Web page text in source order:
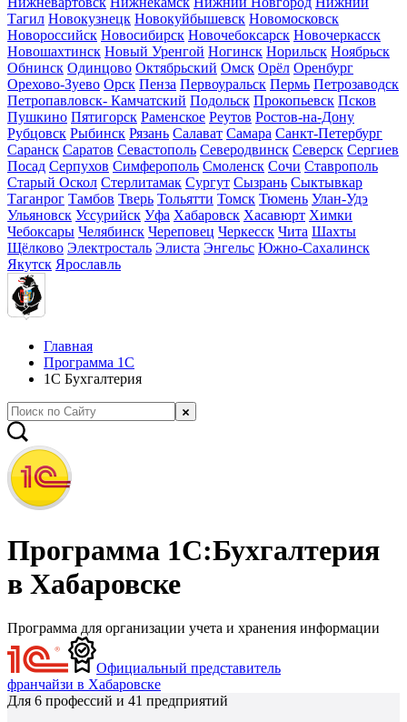
Тагил Новокузнецк Новокуйбышевск Новомосковск
Новороссийск Новосибирск Новочебоксарск Новочеркасск
Новошахтинск Новый Уренгой Ногинск Норильск Ноябрьск
Обнинск Одинцово Октябрьский Омск Орёл Оренбург
Орехово-Зуево Орск Пенза Первоуральск Пермь Петрозаводск
Петропавловск- Камчатский Подольск Прокопьевск Псков
Пушкино Пятигорск Раменское Реутов Ростов-на-Дону
Рубцовск Рыбинск Рязань Салават Самара Санкт-Петербург
Саранск Саратов Севастополь Северодвинск Северск Сергиев
Посад Серпухов Симферополь Смоленск Сочи Ставрополь
Старый Оскол Стерлитамак Сургут Сызрань Сыктывкар
Таганрог Тамбов Тверь Тольятти Томск Тюмень Улан-Удэ
Ульяновск Уссурийск Уфа Хабаровск Хасавюрт Химки
Чебоксары Челябинск Череповец Черкесск Чита Шахты
Щёлково Электросталь Элиста Энгельс Южно-Сахалинск
Якутск Ярославль
Главная
Программа 1С
1С Бухгалтерия
Программа 1С:Бухгалтерия
в Хабаровске
Программа для организации учета и хранения информации
Официальный представитель
франчайзи в Хабаровске
Для 6 профессий и 41 предприятий